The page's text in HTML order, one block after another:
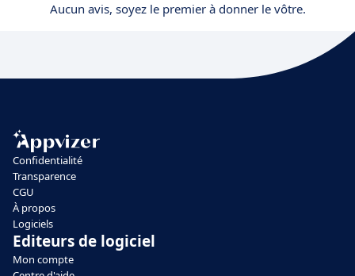
Aucun avis, soyez le premier à donner le vôtre.
Confidentialité
Transparence
CGU
À propos
Logiciels
Editeurs de logiciel
Mon compte